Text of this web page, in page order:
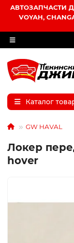
АВТОЗАПЧАСТИ
VOYAH,
Каталог
GW HAVAL
Локер
hover